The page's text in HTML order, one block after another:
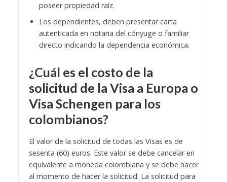
poseer propiedad raíz.
Los dependientes, deben presentar carta
autenticada en notaria del cónyuge o familiar
directo indicando la dependencia económica.
¿Cuál es el costo de la
solicitud de la Visa a Europa o
Visa Schengen para los
colombianos?
El valor de la solicitud de todas las Visas es de
sesenta (60) euros. Este valor se debe cancelar en
equivalente a moneda colombiana y se debe hacer
al momento de hacer la solicitud. La solicitud para